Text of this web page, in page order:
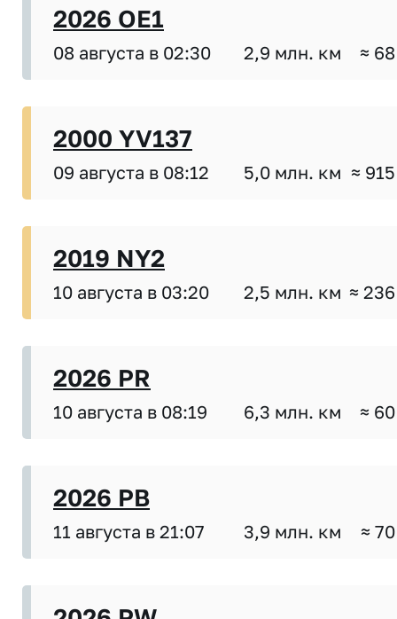
2026 OE1
08 августа в 02:30 2,9 млн. км ≈
2000 YV137
09 августа в 08:12 5,0 млн. км ≈
2019 NY2
10 августа в 03:20 2,5 млн. км ≈
2026 PR
10 августа в 08:19 6,3 млн. км ≈
2026 PB
11 августа в 21:07 3,9 млн. км ≈